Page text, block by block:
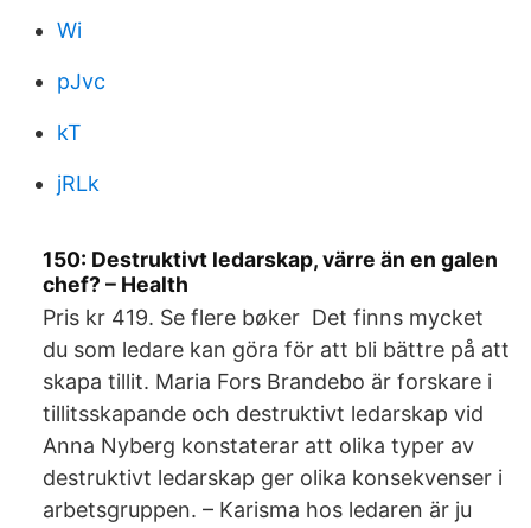
Wi
pJvc
kT
jRLk
150: Destruktivt ledarskap, värre än en galen
chef? – Health
Pris kr 419. Se flere bøker Det finns mycket
du som ledare kan göra för att bli bättre på att
skapa tillit. Maria Fors Brandebo är forskare i
tillitsskapande och destruktivt ledarskap vid
Anna Nyberg konstaterar att olika typer av
destruktivt ledarskap ger olika konsekvenser i
arbetsgruppen. – Karisma hos ledaren är ju